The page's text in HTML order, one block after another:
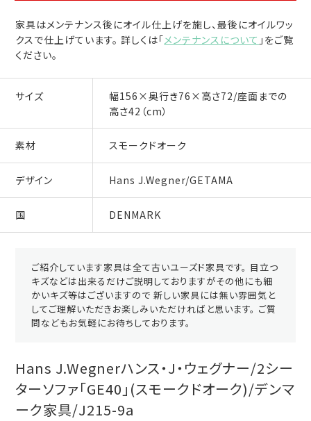
家具はメンテナンス後にオイル仕上げを施し、最後にオイルワッ
クスで仕上げています。 詳しくは「メンテナンスについて 」をご覧
ください。
サイズ
幅156×奥行き76×高さ72/座面までの
高さ42（cm）
素材 スモークドオーク
デザイン Hans J.Wegner/GETAMA
国 DENMARK
ご紹介しています家具は全て古いユーズド家具です。 目立つ
キズなどは出来るだけご説明しておりますがその他にも細
かいキズ等はございますので 新しい家具には無い雰囲気と
してご理解いただきお楽しみいただければと思います。 ご質
問などもお気軽にお待ちしております。
Hans J.Wegnerハンス・J・ウェグナー/2シー
ターソファ「GE40」(スモークドオーク)/デンマ
ーク家具/J215-9a